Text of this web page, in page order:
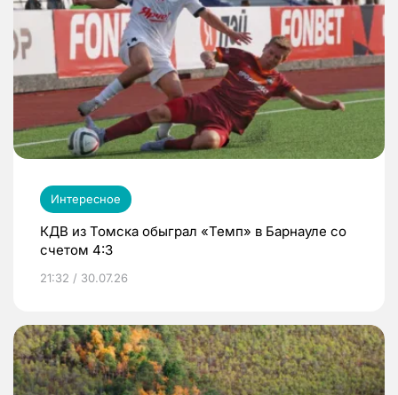
Интересное
КДВ из Томска обыграл «Темп» в Барнауле со
счетом 4:3
21:32 / 30.07.26